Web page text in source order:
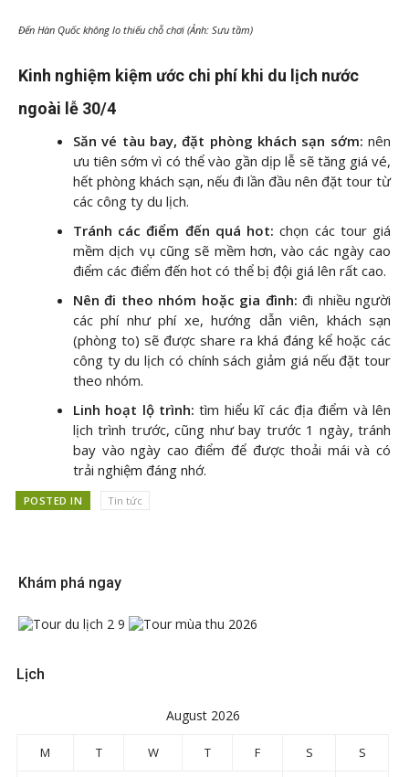
Đến Hàn Quốc không lo thiếu chỗ chơi (Ảnh: Sưu tầm)
Kinh nghiệm kiệm ước chi phí khi du lịch nước
ngoài lễ 30/4
Săn vé tàu bay, đặt phòng khách sạn sớm: nên
ưu tiên sớm vì có thể vào gần dịp lễ sẽ tăng giá vé,
hết phòng khách sạn, nếu đi lần đầu nên đặt tour từ
các công ty du lịch.
Tránh các điểm đến quá hot: chọn các tour giá
mềm dịch vụ cũng sẽ mềm hơn, vào các ngày cao
điểm các điểm đến hot có thể bị đội giá lên rất cao.
Nên đi theo nhóm hoặc gia đình: đi nhiều người
các phí như phí xe, hướng dẫn viên, khách sạn
(phòng to) sẽ được share ra khá đáng kể hoặc các
công ty du lịch có chính sách giảm giá nếu đặt tour
theo nhóm.
Linh hoạt lộ trình: tìm hiểu kĩ các địa điểm và lên
lịch trình trước, cũng như bay trước 1 ngày, tránh
bay vào ngày cao điểm để được thoải mái và có
trải nghiệm đáng nhớ.
POSTED IN Tin tức
Khám phá ngay
Lịch
August 2026
M T W T F S S